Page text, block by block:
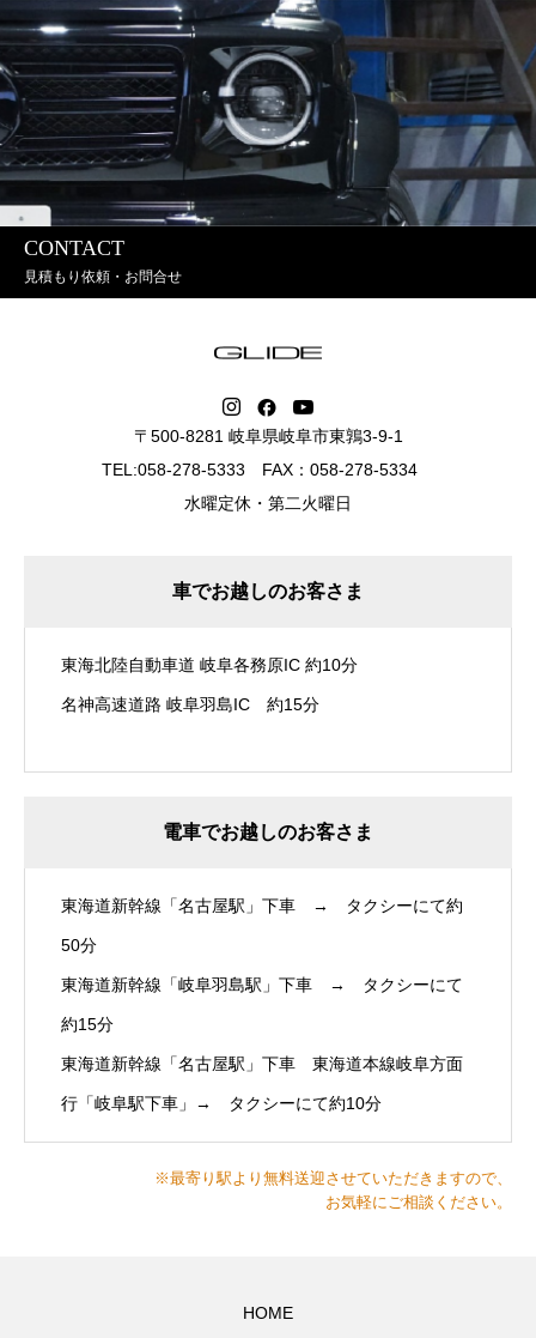
CONTACT
見積もり依頼・お問合せ
〒500-8281 岐阜県岐阜市東鶉3-9-1
TEL:058-278-5333 FAX：058-278-5334
水曜定休・第二火曜日
車でお越しのお客さま
東海北陸自動車道 岐阜各務原IC 約10分
名神高速道路 岐阜羽島IC 約15分
電車でお越しのお客さま
東海道新幹線「名古屋駅」下車 → タクシーにて約
50分
東海道新幹線「岐阜羽島駅」下車 → タクシーにて
約15分
東海道新幹線「名古屋駅」下車 東海道本線岐阜方面
行「岐阜駅下車」→ タクシーにて約10分
※最寄り駅より無料送迎させていただきますので、
お気軽にご相談ください。
HOME